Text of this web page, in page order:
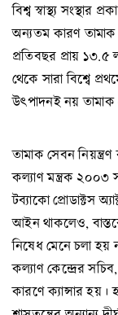
বিশ্ব স্বাস্থ্য
অন্যতম কারণ তামাক
প্রতিবছর প্রায় ১৩.৫
থেকে সারা বিশ্বে
উৎপাদনই নয় তামাক
তামাক সেবন
কল্যাণ মন্ত্রক ২০০৩
টব্যাকো প্রোডাক্টস
আইন থাকলেও,
নিষেধ মেনে চলা হয়
কল্যাণ কেন্দ্রের
কারণে ক্যান্সার হয়।